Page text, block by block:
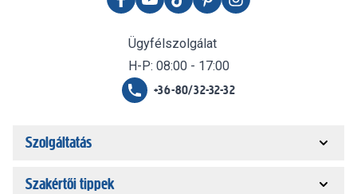
Ügyfélszolgálat
H-P: 08:00 - 17:00
+36-80/32-32-32
Szolgáltatás
Szakértői tippek